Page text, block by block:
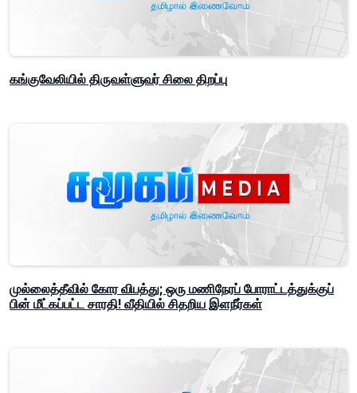
கங்குவேலியில் திருவள்ளுவர் சிலை திறப்பு
முல்லைத்தீவில் கோர விபத்து; ஒரு மணிநேரப் போராட்டத்துக்குப்
பின் மீட்கப்பட்ட சாரதி! வீதியில் சிதறிய இளநீர்கள்